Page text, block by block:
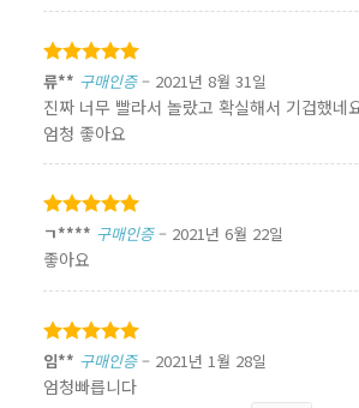
5 중에서
5로 평가됨
류** 구매인증 – 2021년 8월 31일
진짜 너무 빨라서 놀랐고 확실해서 기겁했네
엄청 좋아요
5 중에서
5로 평가됨
ㄱ**** 구매인증 – 2021년 6월 22일
좋아요
5 중에서
5로 평가됨
임** 구매인증 – 2021년 1월 28일
엄청빠릅니다